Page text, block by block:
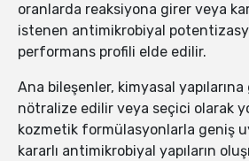
oranlarda reaksiyona girer veya
istenen antimikrobiyal
performans profili elde edilir.
Ana bileşenler, kimyasal
nötralize edilir veya seçici olarak
kozmetik formülasyonlarla geniş
kararlı antimikrobiyal yapıların